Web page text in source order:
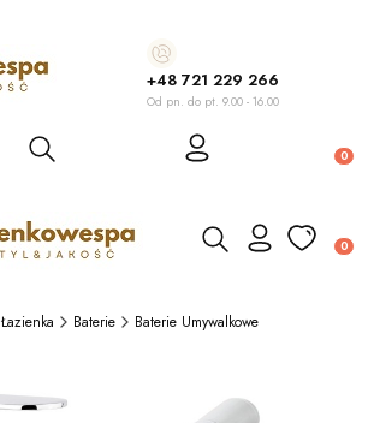
+48 721 229 266
Od pn. do pt. 9.00 - 16.00
Otwórz wyszukiwarkę
Otwórz wyszukiwarkę
Łazienka Baterie Baterie Umywalkowe